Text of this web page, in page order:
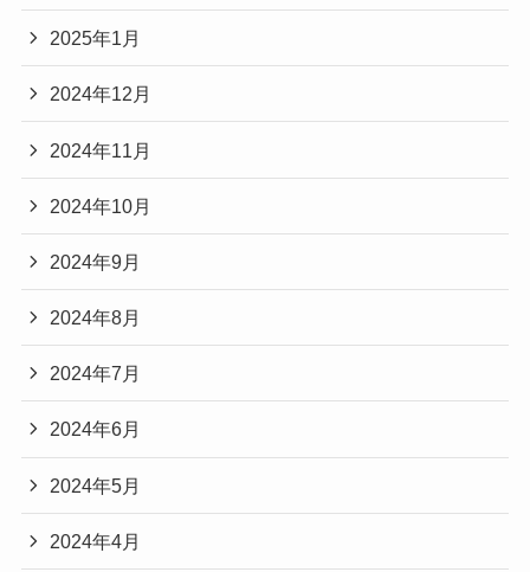
2025年1月
2024年12月
2024年11月
2024年10月
2024年9月
2024年8月
2024年7月
2024年6月
2024年5月
2024年4月